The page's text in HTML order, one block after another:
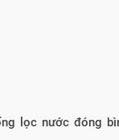
lọc nước đóng